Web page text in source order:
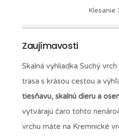
Klesanie
Zaujímavosti
Skalná vyhliadka Suchý
trasa s krásou cestou a
tiesňavu, skalnú dieru a
vytvárajú čaro tohto
vrchu máte na Kremnické